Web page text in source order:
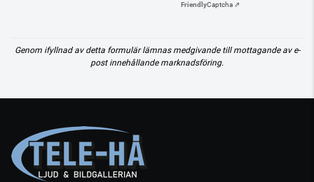
FriendlyCaptcha ⇗
Genom ifyllnad av detta formulär lämnas medgivande till mottagande av e-
post innehållande marknadsföring.